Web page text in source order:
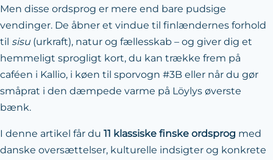
Men disse ordsprog er mere end bare pudsige
vendinger. De åbner et vindue til finlændernes forhold
til sisu (urkraft), natur og fællesskab – og giver dig et
hemmeligt sprogligt kort, du kan trække frem på
caféen i Kallio, i køen til sporvogn #3B eller når du gør
småprat i den dæmpede varme på Löylys øverste
bænk.
I denne artikel får du 11 klassiske finske ordsprog med
danske oversættelser, kulturelle indsigter og konkrete